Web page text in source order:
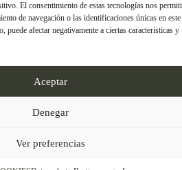
El consentimiento de estas tecnologías nos
de navegación o las identificaciones únicas en
puede afectar negativamente a ciertas características y
Aceptar
Denegar
Ver preferencias